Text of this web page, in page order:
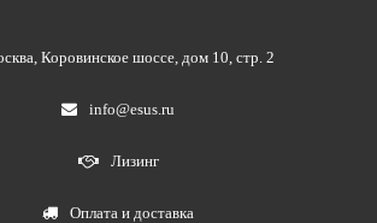
,Коровинское шоссе, дом 10, стр. 2
info@esus.ru
Лизинг
Оплата и доставка